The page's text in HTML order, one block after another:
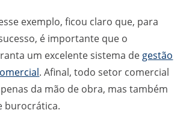
exemplo, ficou claro que, para
é importante que o
um excelente sistema de gestão
. Afinal, todo setor comercial
da mão de obra, mas também
burocrática.